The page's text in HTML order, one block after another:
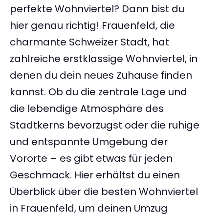
perfekte Wohnviertel? Dann bist du
hier genau richtig! Frauenfeld, die
charmante Schweizer Stadt, hat
zahlreiche erstklassige Wohnviertel, in
denen du dein neues Zuhause finden
kannst. Ob du die zentrale Lage und
die lebendige Atmosphäre des
Stadtkerns bevorzugst oder die ruhige
und entspannte Umgebung der
Vororte – es gibt etwas für jeden
Geschmack. Hier erhältst du einen
Überblick über die besten Wohnviertel
in Frauenfeld, um deinen Umzug